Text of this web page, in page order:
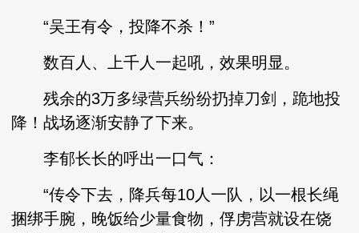
“吴王有令，投降不杀！”
数百人、上千人一起吼，效果明显。
残余的3万多绿营兵纷纷扔掉刀剑，跪地投
降！战场逐渐安静了下来。
李郁长长的呼出一口气：
“传令下去，降兵每10人一队，以一根长绳
捆绑手腕，晚饭给少量食物，俘虏营就设在饶